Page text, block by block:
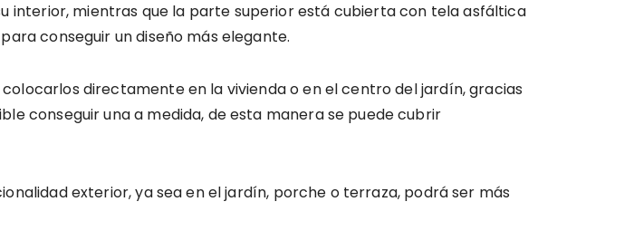
interior, mientras que la parte superior está cubierta con tela asfáltica
conseguir un diseño más elegante.
directamente en la vivienda o en el centro del jardín, gracias
conseguir una a medida, de esta manera se puede cubrir
exterior, ya sea en el jardín, porche o terraza, podrá ser más